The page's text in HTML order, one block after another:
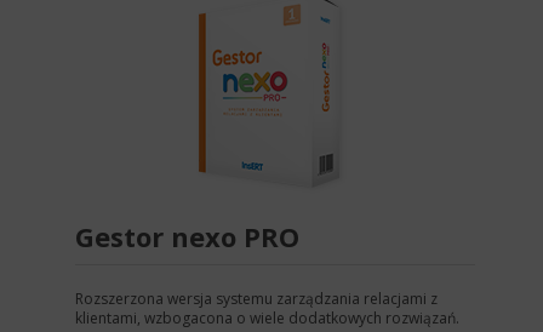
Gestor nexo PRO
Rozszerzona wersja systemu zarządzania relacjami z
klientami, wzbogacona o wiele dodatkowych rozwiązań.